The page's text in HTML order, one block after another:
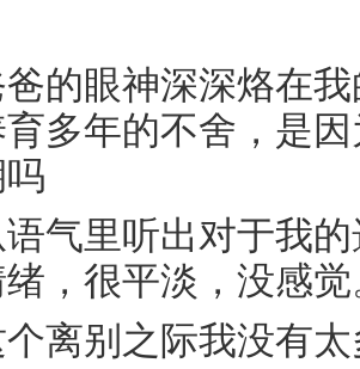
爸的眼神深深烙在
多年的不舍，是
语气里听出对于我
，很平淡，没感觉
个离别之际我没有